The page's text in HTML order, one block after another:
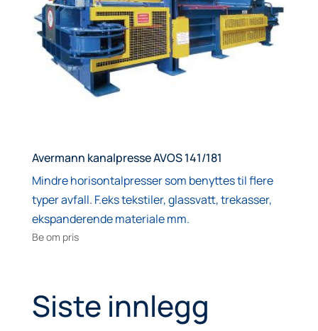
Avermann kanalpresse AVOS 141/181
Mindre horisontalpresser som benyttes til flere
typer avfall. F.eks tekstiler, glassvatt, trekasser,
ekspanderende materiale mm.
Be om pris
Siste innlegg